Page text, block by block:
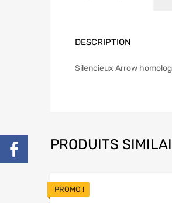
DESCRIPTION
Silencieux Arrow
PRODUITS
PROMO !